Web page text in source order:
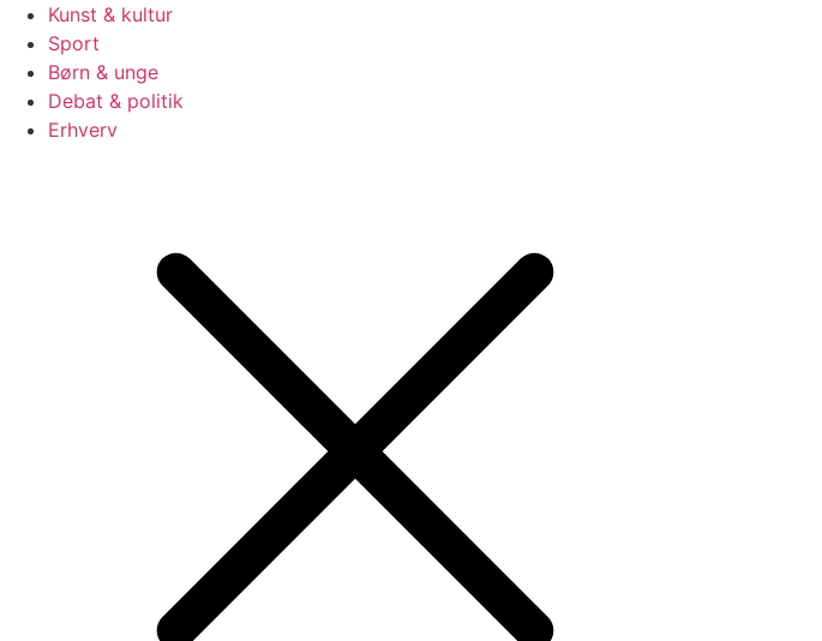
Kunst & kultur
Sport
Børn & unge
Debat & politik
Erhverv